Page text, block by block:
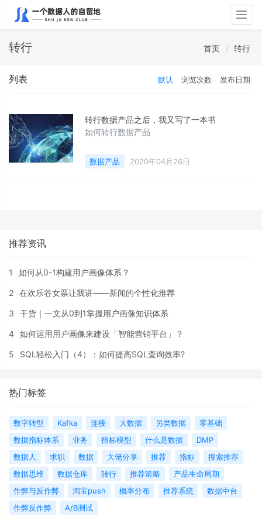
转行 首页 转行
列表 默认 浏览次数 发布日期
转行数据产品之后，我又写了一本书
如何转行数据产品
数据产品 2020年04月26日
推荐资讯
1 如何从0-1构建用户画像体系？
2 在欢乐谷女票让我讲——新闻的个性化推荐
3 干货｜一文从0到1掌握用户画像知识体系
4 如何运用用户画像来建设「智能营销平台」？
5 SQL轻松入门（4）：如何提高SQL查询效率?
热门标签
数字转型 Kafka 连接 大数据 另类数据
零基础
数据指标体系
业务 指标模型 什么是数据
DMP
数据人
求职 数据 大佬分享 推荐 指标
搜索推荐
数据思维
数据仓库 转行 推荐策略
产品生命周期
作弊与反作弊
淘宝push 概率分布 推荐系统
数据中台
作弊反作弊
A/B测试